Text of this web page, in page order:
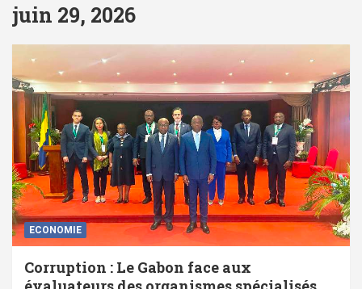
juin 29, 2026
ECONOMIE
Corruption : Le Gabon face aux